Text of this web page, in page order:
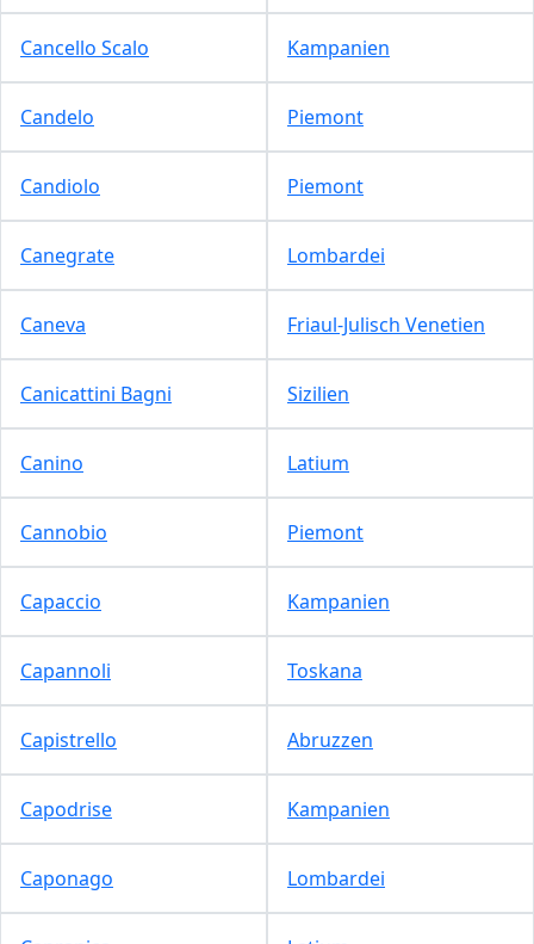
Cancello Scalo Kampanien
Candelo Piemont
Candiolo Piemont
Canegrate Lombardei
Caneva Friaul-Julisch Venetien
Canicattini Bagni Sizilien
Canino Latium
Cannobio Piemont
Capaccio Kampanien
Capannoli Toskana
Capistrello Abruzzen
Capodrise Kampanien
Caponago Lombardei